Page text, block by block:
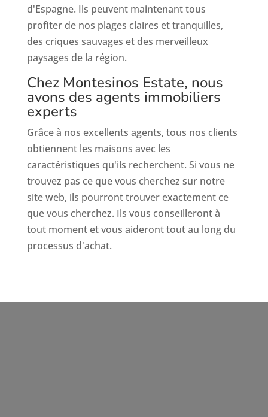
d'Espagne. Ils peuvent maintenant tous
profiter de nos plages claires et tranquilles,
des criques sauvages et des merveilleux
paysages de la région.
Chez Montesinos Estate, nous
avons des agents immobiliers
experts
Grâce à nos excellents agents, tous nos clients
obtiennent les maisons avec les
caractéristiques qu'ils recherchent. Si vous ne
trouvez pas ce que vous cherchez sur notre
site web, ils pourront trouver exactement ce
que vous cherchez. Ils vous conseilleront à
tout moment et vous aideront tout au long du
processus d'achat.